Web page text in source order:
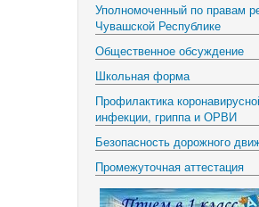
Уполномоченный по правам
Чувашской Республике
Общественное обсуждение
Школьная форма
Профилактика
инфекции, гриппа и ОРВИ
Безопасность дорожного
Промежуточная аттестация